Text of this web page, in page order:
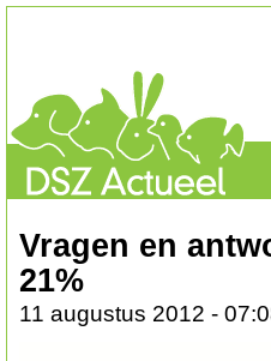
Vragen en
21%
11 augustus 2012 -